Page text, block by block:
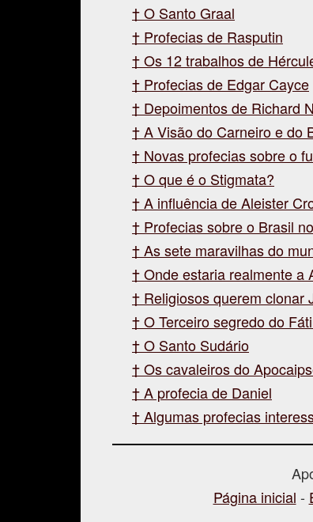
O Santo Graal
Profecias de Rasputin
Os 12 trabalhos de
Profecias de Edgar Cayce
Depoimentos de Richard
A Visão do Carneiro e do
Novas profecias sobre o
O que é o Stigmata?
A influência de Aleister
Profecias sobre o Brasil
As sete maravilhas do
Onde estaria realmente a
Religiosos querem clonar
O Terceiro segredo do
O Santo Sudário
Os cavaleiros do
A profecia de Daniel
Algumas profecias
Página inicial -